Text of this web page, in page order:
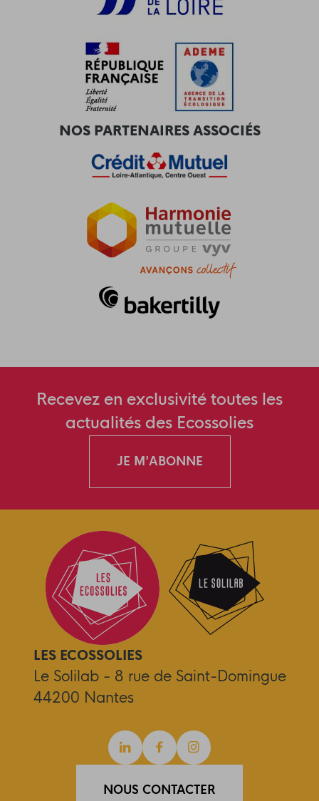
NOS PARTENAIRES ASSOCIÉS
Recevez en exclusivité toutes les
actualités des Ecossolies
JE M'ABONNE
LES ECOSSOLIES
Le Solilab - 8 rue de Saint-Domingue
44200 Nantes
LinkedinFacebookInstagram
NOUS CONTACTER